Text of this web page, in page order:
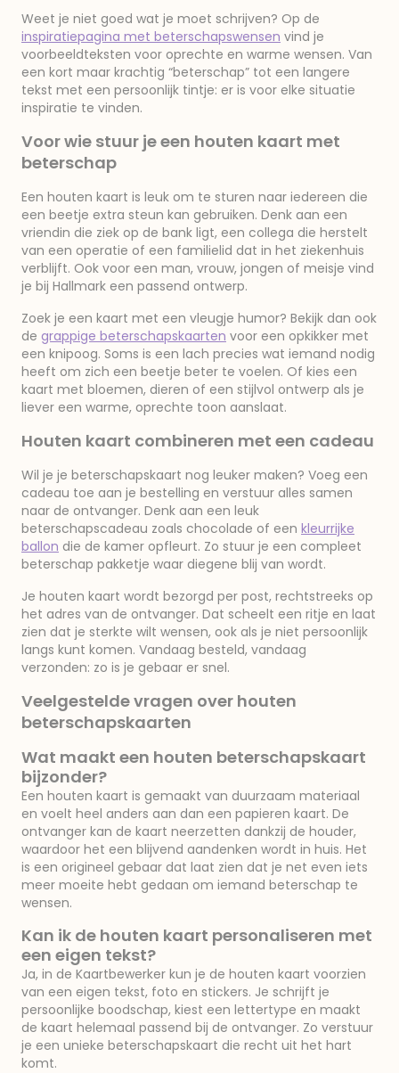
Weet je niet goed wat je moet schrijven? Op de
inspiratiepagina met beterschapswensen vind je
voorbeeldteksten voor oprechte en warme wensen. Van
een kort maar krachtig “beterschap” tot een langere
tekst met een persoonlijk tintje: er is voor elke situatie
inspiratie te vinden.
Voor wie stuur je een houten kaart met
beterschap
Een houten kaart is leuk om te sturen naar iedereen die
een beetje extra steun kan gebruiken. Denk aan een
vriendin die ziek op de bank ligt, een collega die herstelt
van een operatie of een familielid dat in het ziekenhuis
verblijft. Ook voor een man, vrouw, jongen of meisje vind
je bij Hallmark een passend ontwerp.
Zoek je een kaart met een vleugje humor? Bekijk dan ook
de grappige beterschapskaarten voor een opkikker met
een knipoog. Soms is een lach precies wat iemand nodig
heeft om zich een beetje beter te voelen. Of kies een
kaart met bloemen, dieren of een stijlvol ontwerp als je
liever een warme, oprechte toon aanslaat.
Houten kaart combineren met een cadeau
Wil je je beterschapskaart nog leuker maken? Voeg een
cadeau toe aan je bestelling en verstuur alles samen
naar de ontvanger. Denk aan een leuk
beterschapscadeau zoals chocolade of een kleurrijke
ballon die de kamer opfleurt. Zo stuur je een compleet
beterschap pakketje waar diegene blij van wordt.
Je houten kaart wordt bezorgd per post, rechtstreeks op
het adres van de ontvanger. Dat scheelt een ritje en laat
zien dat je sterkte wilt wensen, ook als je niet persoonlijk
langs kunt komen. Vandaag besteld, vandaag
verzonden: zo is je gebaar er snel.
Veelgestelde vragen over houten
beterschapskaarten
Wat maakt een houten beterschapskaart
bijzonder?
Een houten kaart is gemaakt van duurzaam materiaal
en voelt heel anders aan dan een papieren kaart. De
ontvanger kan de kaart neerzetten dankzij de houder,
waardoor het een blijvend aandenken wordt in huis. Het
is een origineel gebaar dat laat zien dat je net even iets
meer moeite hebt gedaan om iemand beterschap te
wensen.
Kan ik de houten kaart personaliseren met
een eigen tekst?
Ja, in de Kaartbewerker kun je de houten kaart voorzien
van een eigen tekst, foto en stickers. Je schrijft je
persoonlijke boodschap, kiest een lettertype en maakt
de kaart helemaal passend bij de ontvanger. Zo verstuur
je een unieke beterschapskaart die recht uit het hart
komt.